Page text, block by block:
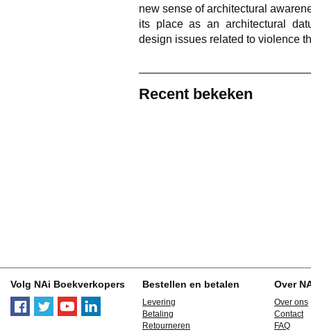
new sense of architectural
its place as an architectural
design issues related to violence
Recent bekeken
Volg NAi Boekverkopers Bestellen en betalen
Levering
Betaling
Retourneren
Over
Over ons
Contact
FAQ